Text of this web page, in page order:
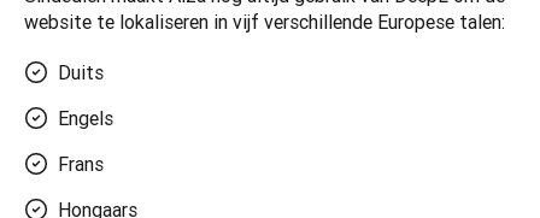
website te lokaliseren in vijf verschillende Europese talen:
Duits
Engels
Frans
Hongaars